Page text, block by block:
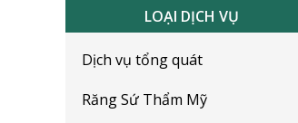
LOẠI DỊCH VỤ
Dịch vụ tổng quát
Răng Sứ Thẩm Mỹ